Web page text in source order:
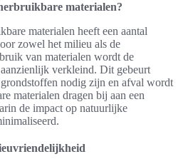
materialen?
materialen heeft een aantal
zowel het milieu als de
van materialen wordt de
verkleind. Dit gebeurt
nodig zijn en afval wordt
materialen dragen bij aan een
de impact op natuurlijke